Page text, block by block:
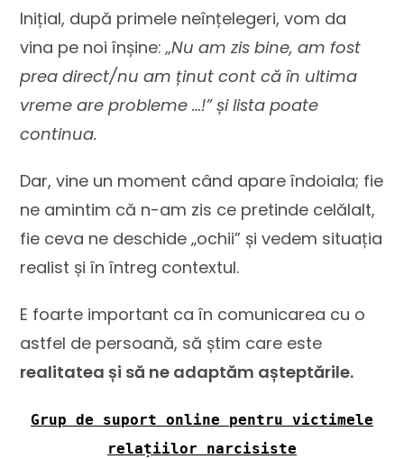
Inițial, după primele neînțelegeri, vom da
vina pe noi înșine: „Nu am zis bine, am fost
prea direct/nu am ținut cont că în ultima
vreme are probleme …!” și lista poate
continua.
Dar, vine un moment când apare îndoiala; fie
ne amintim că n-am zis ce pretinde celălalt,
fie ceva ne deschide „ochii” și vedem situația
realist și în întreg contextul.
E foarte important ca în comunicarea cu o
astfel de persoană, să știm care este
realitatea și să ne adaptăm așteptările.
Grup de suport online pentru victimele
relațiilor narcisiste